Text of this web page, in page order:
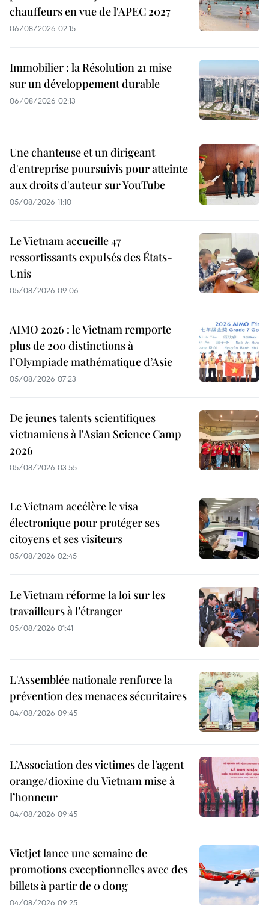
chauffeurs en vue de l'APEC 2027
06/08/2026 02:15
Immobilier : la Résolution 21 mise
sur un développement durable
06/08/2026 02:13
Une chanteuse et un dirigeant
d'entreprise poursuivis pour atteinte
aux droits d'auteur sur YouTube
05/08/2026 11:10
Le Vietnam accueille 47
ressortissants expulsés des États-
Unis
05/08/2026 09:06
AIMO 2026 : le Vietnam remporte
plus de 200 distinctions à
l’Olympiade mathématique d’Asie
05/08/2026 07:23
De jeunes talents scientifiques
vietnamiens à l'Asian Science Camp
2026
05/08/2026 03:55
Le Vietnam accélère le visa
électronique pour protéger ses
citoyens et ses visiteurs
05/08/2026 02:45
Le Vietnam réforme la loi sur les
travailleurs à l’étranger
05/08/2026 01:41
L'Assemblée nationale renforce la
prévention des menaces sécuritaires
04/08/2026 09:45
L’Association des victimes de l’agent
orange/dioxine du Vietnam mise à
l’honneur
04/08/2026 09:45
Vietjet lance une semaine de
promotions exceptionnelles avec des
billets à partir de 0 dong
04/08/2026 09:25